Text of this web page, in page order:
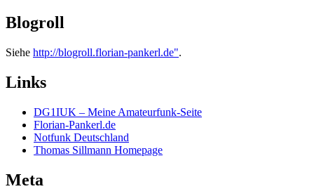
Blogroll
Siehe http://blogroll.florian-pankerl.de".
Links
DG1IUK – Meine Amateurfunk-Seite
Florian-Pankerl.de
Notfunk Deutschland
Thomas Sillmann Homepage
Meta